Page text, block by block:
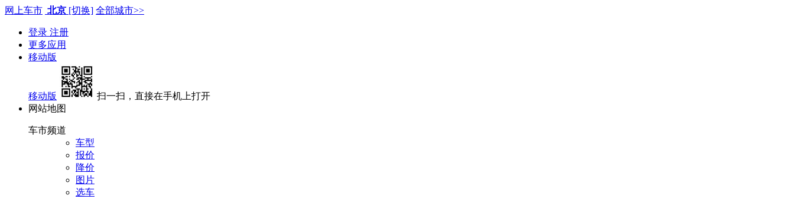
网上车市 北京 [切换] 全部城市>>
登录 注册
更多应用
移动版
移动版
扫一扫，直接在手机上打开
网站地图
车市频道
车型
报价
降价
图片
选车